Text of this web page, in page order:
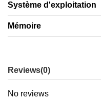
Système d'exploitation
Mémoire
Reviews(0)
No reviews